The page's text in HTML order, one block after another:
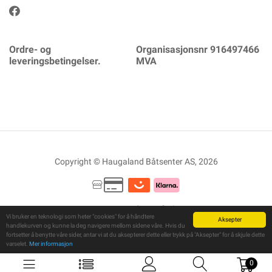
Aksepter
Vi bruker en teknologi som heter "cookies" for å håndtere
handlekurven og kunne la deg navigere mellom sidene våre. Hvis du
fortsetter å benytte våre sider, antar vi at du aksepterer dette eller trykk på "Aksepter" for å skjule dette
varselet. Mer informasjon
0
Ordre- og
leveringsbetingelser.
Organisasjonsnr 916497466
MVA
Copyright © Haugaland Båtsenter AS, 2026
Powered ByTelaris